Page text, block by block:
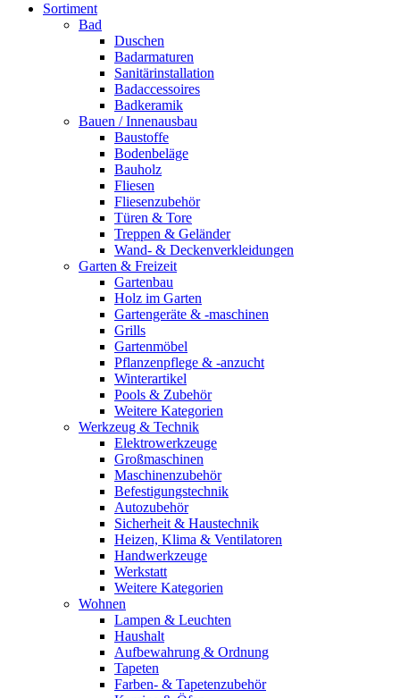
Sortiment
Bad
Duschen
Badarmaturen
Sanitärinstallation
Badaccessoires
Badkeramik
Bauen / Innenausbau
Baustoffe
Bodenbeläge
Bauholz
Fliesen
Fliesenzubehör
Türen & Tore
Treppen & Geländer
Wand- & Deckenverkleidungen
Garten & Freizeit
Gartenbau
Holz im Garten
Gartengeräte & -maschinen
Grills
Gartenmöbel
Pflanzenpflege & -anzucht
Winterartikel
Pools & Zubehör
Weitere Kategorien
Werkzeug & Technik
Elektrowerkzeuge
Großmaschinen
Maschinenzubehör
Befestigungstechnik
Autozubehör
Sicherheit & Haustechnik
Heizen, Klima & Ventilatoren
Handwerkzeuge
Werkstatt
Weitere Kategorien
Wohnen
Lampen & Leuchten
Haushalt
Aufbewahrung & Ordnung
Tapeten
Farben- & Tapetenzubehör